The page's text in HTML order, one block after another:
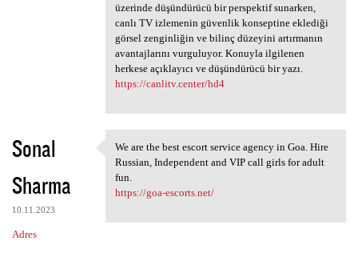
üzerinde düşündürücü bir perspektif sunarken,
canlı TV izlemenin güvenlik konseptine eklediği
görsel zenginliğin ve bilinç düzeyini artırmanın
avantajlarını vurguluyor. Konuyla ilgilenen
herkese açıklayıcı ve düşündürücü bir yazı.
https://canlitv.center/hd4
Sonal
Sharma
10.11.2023
Adres
We are the best escort
We are the best escort service agency in Goa. Hire
Russian, Independent and VIP call girls for adult
fun.
https://goa-escorts.net/